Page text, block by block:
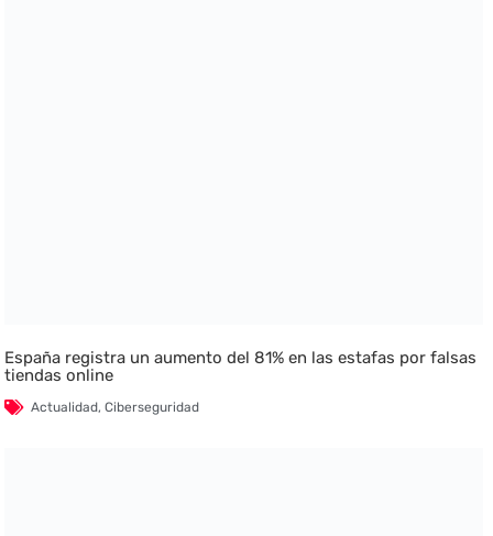
España registra un aumento del 81% en las estafas por falsas
tiendas online
Actualidad,Ciberseguridad